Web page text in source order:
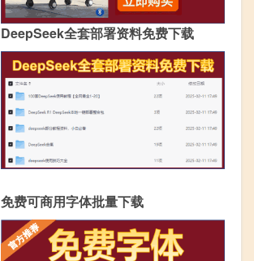
DeepSeek全套部署资料免费下载
免费可商用字体批量下载